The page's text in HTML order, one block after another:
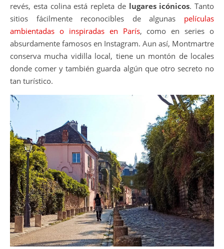
revés, esta colina está repleta de lugares icónicos. Tanto
sitios fácilmente reconocibles de algunas películas
ambientadas o inspiradas en París, como en series o
absurdamente famosos en Instagram. Aun así, Montmartre
conserva mucha vidilla local, tiene un montón de locales
donde comer y también guarda algún que otro secreto no
tan turístico.